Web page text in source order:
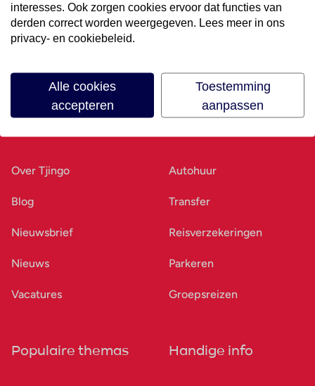
Over Tjingo
Blog
Nieuwsbrief
Nieuws
Vacatures
Autohuur
Transfer
Reisverzekeringen
Parkeren
Groepsreizen
Populaire themas Handige info
interesses. Ook zorgen cookies ervoor dat functies van
derden correct worden weergegeven. Lees meer in ons
privacy- en cookiebeleid.
Alle cookies
accepteren
Toestemming
aanpassen